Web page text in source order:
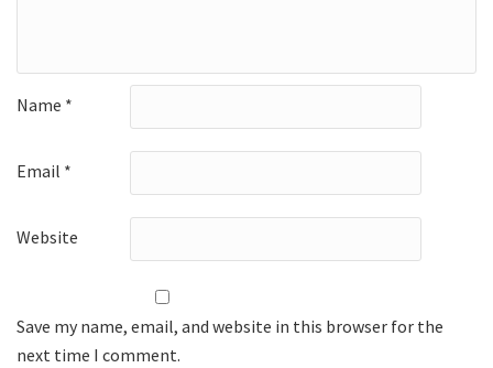
Name *
Email *
Website
Save my name, email, and website in this browser for the
next time I comment.